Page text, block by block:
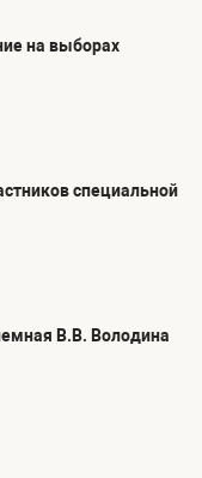
на выборах
специальной
В.В. Володина